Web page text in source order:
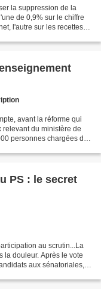
la suppression de la
de 0,9% sur le chiffre
l'autre sur les recettes
avant la réforme qui
du ministère de
personnes chargées de
PS : le secret
au scrutin...La
la douleur. Après le vote
aux sénatoriales,